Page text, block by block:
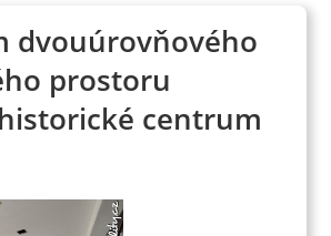
dvouúrovňového
prostoru
centrum